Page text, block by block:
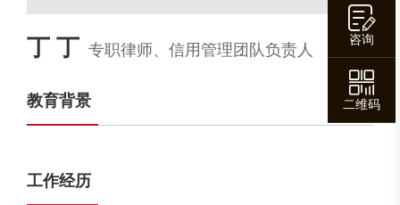
丁 丁 专职律师、信用管理团队负责人
教育背景
工作经历
咨询
二维码